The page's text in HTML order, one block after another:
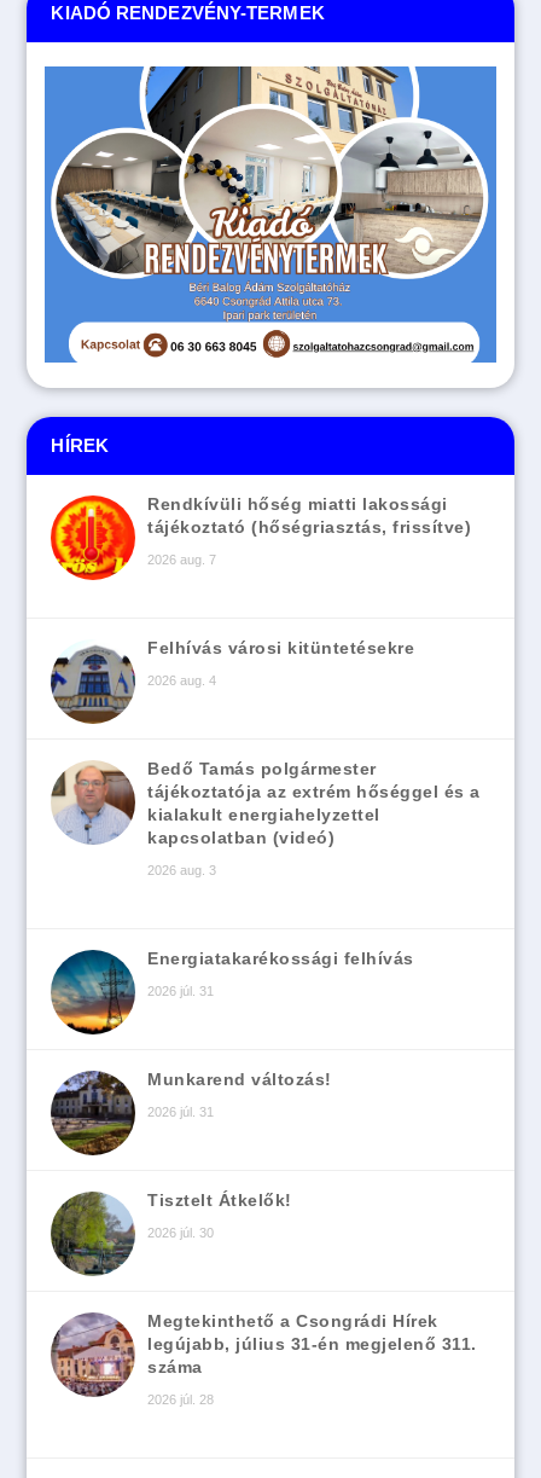
HÍREK
Rendkívüli hőség miatti lakossági
tájékoztató (hőségriasztás, frissítve)
2026 aug. 7
Felhívás városi kitüntetésekre
2026 aug. 4
Bedő Tamás polgármester
tájékoztatója az extrém hőséggel és a
kialakult energiahelyzettel
kapcsolatban (videó)
2026 aug. 3
Energiatakarékossági felhívás
2026 júl. 31
Munkarend változás!
2026 júl. 31
Tisztelt Átkelők!
2026 júl. 30
Megtekinthető a Csongrádi Hírek
legújabb, július 31-én megjelenő 311.
száma
2026 júl. 28
KIADÓ RENDEZVÉNY-TERMEK